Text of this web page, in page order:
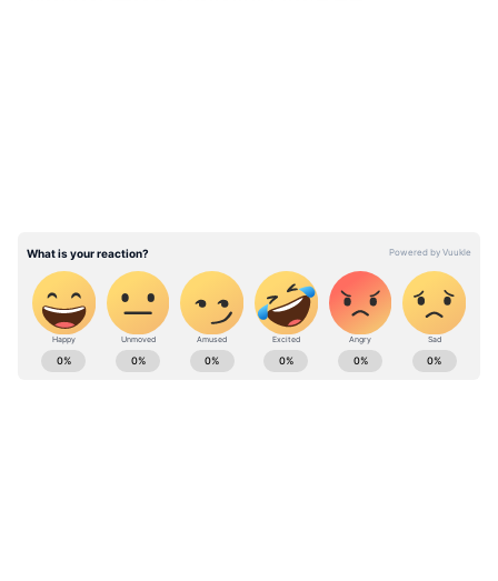
தெரிவிக்கப்பட்டுள்ளது. இந்தியா
தெரிவித்த கவலைகள், கருத்துக்களை
உலக சுகாதார அமைப்பு கருத்தில்
கொள்ளவில்லை என மத்திய அரசு
மறுத்துள்ளது.
ABOUT THE AUTHOR